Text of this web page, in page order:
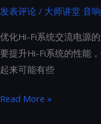
一
声
音
都
不
发表评论 / 大师讲堂 音
优化Hi-Fi系统交流电源
要提升Hi-Fi系统的性能
起来可能有些
优
Read More »